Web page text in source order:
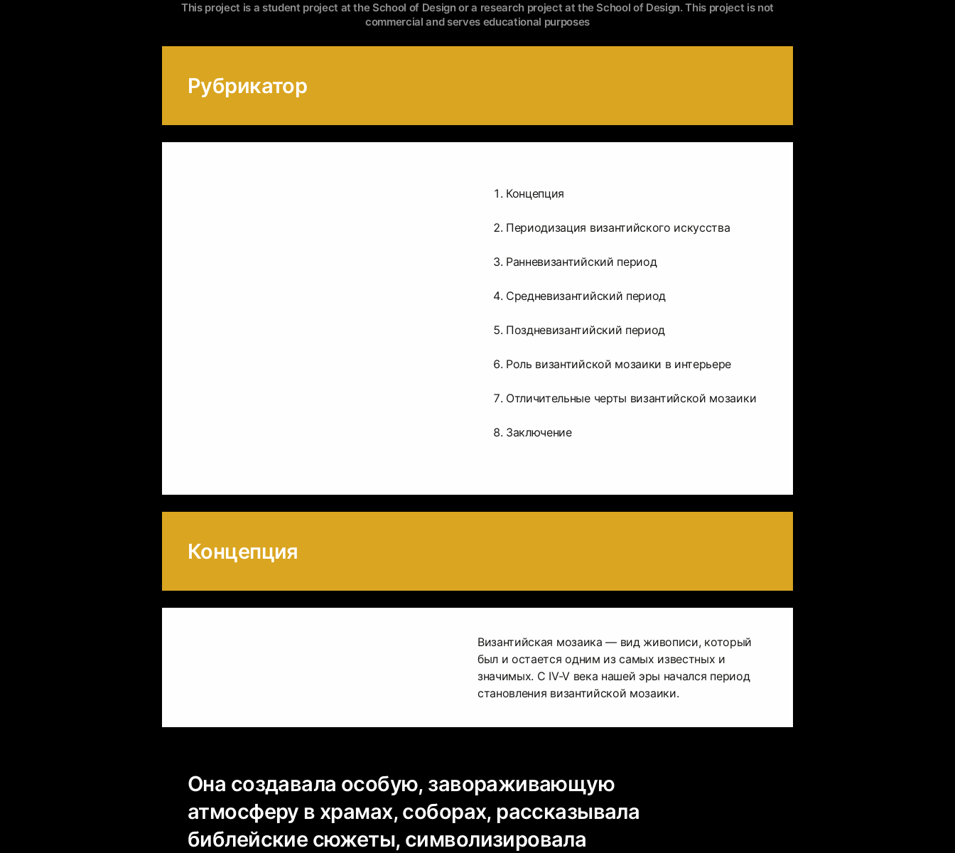
This project is a student project at the School of Design or a research project at the School of Design. This project is not
commercial and serves educational purposes
Рубрикатор
Концепция
Периодизация византийского искусства
Ранневизантийский период
Средневизантийский период
Поздневизантийский период
Роль византийской мозаики в интерьере
Отличительные черты византийской мозаики
Заключение
Концепция
Византийская мозаика — вид живописи, который
был и остается одним из самых известных и
значимых. C IV-V века нашей эры начался период
становления византийской мозаики.
Она создавала особую, завораживающую
атмосферу в храмах, соборах, рассказывала
библейские сюжеты, символизировала